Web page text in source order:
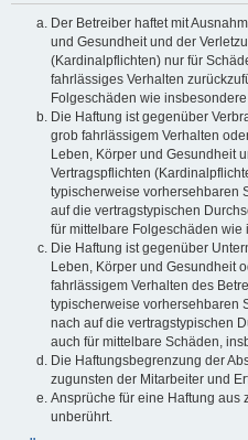
Der Betreiber haftet mit
und Gesundheit und der
(Kardinalpflichten) nur für
fahrlässiges Verhalten
Folgeschäden wie
Die Haftung ist gegenüber
grob fahrlässigem Verhalten
Leben, Körper und Gesundheit
Vertragspflichten
typischerweise vorhersehbaren
auf die vertragstypischen
für mittelbare Folgeschäden
Die Haftung ist gegenüber
Leben, Körper und Gesundheit
fahrlässigem Verhalten des
typischerweise vorhersehbaren
nach auf die vertragstypischen
auch für mittelbare Schäden,
Die Haftungsbegrenzung der
zugunsten der Mitarbeiter und
Ansprüche für eine Haftung aus
unberührt.